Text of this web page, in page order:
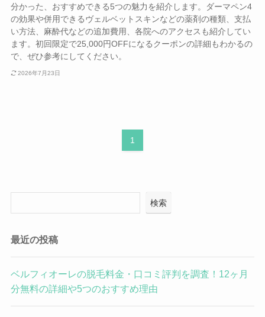
分かった、おすすめできる5つの魅力を紹介します。ダーマペン4
の効果や併用できるヴェルベットスキンなどの薬剤の種類、支払
い方法、麻酔代などの追加費用、各院へのアクセスも紹介してい
ます。初回限定で25,000円OFFになるクーポンの詳細もわかるの
で、ぜひ参考にしてください。
2026年7月23日
1
検索
最近の投稿
ベルフィオーレの脱毛料金・口コミ評判を調査！12ヶ月
分無料の詳細や5つのおすすめ理由